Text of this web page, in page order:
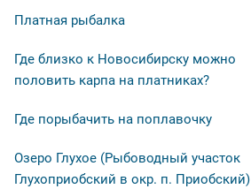
Платная рыбалка
Где близко к Новосибирску можно
половить карпа на платниках?
Где порыбачить на поплавочку
Озеро Глухое (Рыбоводный участок
Глухоприобский в окр. п. Приобский)